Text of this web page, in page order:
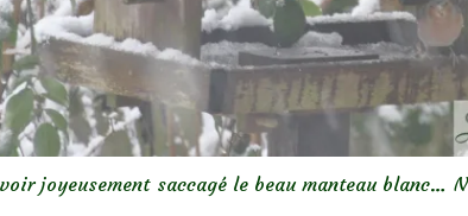
joyeusement saccagé le beau manteau blanc…